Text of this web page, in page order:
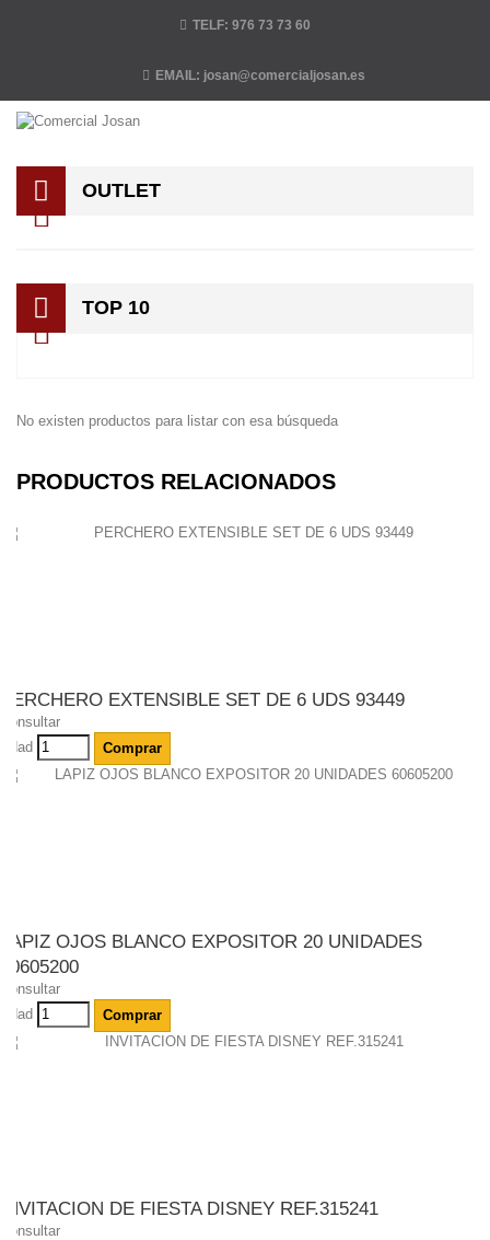
TELF: 976 73 73 60
EMAIL: josan@comercialjosan.es
OUTLET
TOP 10
No existen productos para listar con esa búsqueda
PRODUCTOS RELACIONADOS
PERCHERO EXTENSIBLE SET DE 6 UDS 93449
Consultar
Udad
Comprar
LAPIZ OJOS BLANCO EXPOSITOR 20 UNIDADES
60605200
Consultar
Udad
Comprar
INVITACION DE FIESTA DISNEY REF.315241
Consultar